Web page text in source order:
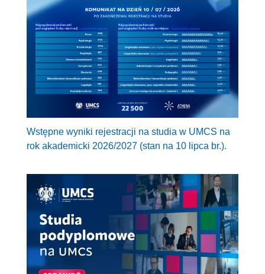
Wstępne wyniki rejestracji na studia w UMCS na
rok akademicki 2026/2027 (stan na 10 lipca br.).